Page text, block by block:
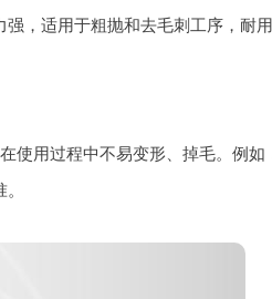
，适用于粗抛和去毛刺工序，耐
使用过程中不易变形、掉毛。例如